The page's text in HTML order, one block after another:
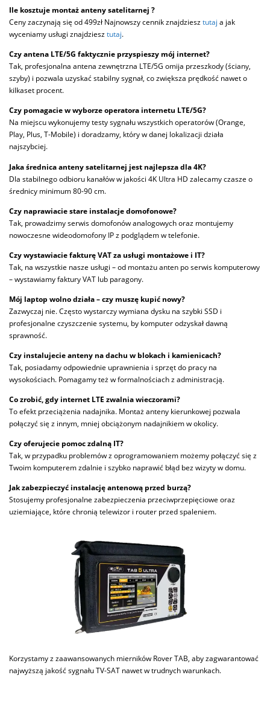
Ile kosztuje montaż anteny satelitarnej ?
Ceny zaczynają się od 499zł Najnowszy cennik znajdziesztutaj a jak
wyceniamy usługi znajdziesztutaj.
Czy antena LTE/5G faktycznie przyspieszy mój internet?
Tak, profesjonalna antena zewnętrzna LTE/5G omija przeszkody (ściany,
szyby) i pozwala uzyskać stabilny sygnał, co zwiększa prędkość nawet o
kilkaset procent.
Czy pomagacie w wyborze operatora internetu LTE/5G?
Na miejscu wykonujemy testy sygnału wszystkich operatorów (Orange,
Play, Plus, T-Mobile) i doradzamy, który w danej lokalizacji działa
najszybciej.
Jaka średnica anteny satelitarnej jest najlepsza dla 4K?
Dla stabilnego odbioru kanałów w jakości 4K Ultra HD zalecamy czasze o
średnicy minimum 80-90 cm.
Czy naprawiacie stare instalacje domofonowe?
Tak, prowadzimy serwis domofonów analogowych oraz montujemy
nowoczesne wideodomofony IP z podglądem w telefonie.
Czy wystawiacie fakturę VAT za usługi montażowe i IT?
Tak, na wszystkie nasze usługi – od montażu anten po serwis komputerowy
– wystawiamy faktury VAT lub paragony.
Mój laptop wolno działa – czy muszę kupić nowy?
Zazwyczaj nie. Często wystarczy wymiana dysku na szybki SSD i
profesjonalne czyszczenie systemu, by komputer odzyskał dawną
sprawność.
Czy instalujecie anteny na dachu w blokach i kamienicach?
Tak, posiadamy odpowiednie uprawnienia i sprzęt do pracy na
wysokościach. Pomagamy też w formalnościach z administracją.
Co zrobić, gdy internet LTE zwalnia wieczorami?
To efekt przeciążenia nadajnika. Montaż anteny kierunkowej pozwala
połączyć się z innym, mniej obciążonym nadajnikiem w okolicy.
Czy oferujecie pomoc zdalną IT?
Tak, w przypadku problemów z oprogramowaniem możemy połączyć się z
Twoim komputerem zdalnie i szybko naprawić błąd bez wizyty w domu.
Jak zabezpieczyć instalację antenową przed burzą?
Stosujemy profesjonalne zabezpieczenia przeciwprzepięciowe oraz
uziemiające, które chronią telewizor i router przed spaleniem.
Korzystamy z zaawansowanych mierników Rover TAB, aby zagwarantować
najwyższą jakość sygnału TV-SAT nawet w trudnych warunkach.